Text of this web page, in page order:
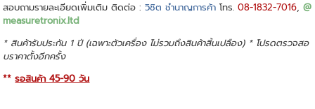
สอบถามรายละเอียดเพิ่มเติม ติดต่อ :วิชิต ชำนาญการค้า โทร.08-1832-7016, @
measuretronix.ltd
* สินค้ารับประกัน 1 ปี (เฉพาะตัวเครื่อง ไม่รวมถึงสินค้าสิ้นเปลือง) * โปรดตรวจสอ
บราคาตั้งอีกครั้ง
**รอสินค้า 45-90 วัน